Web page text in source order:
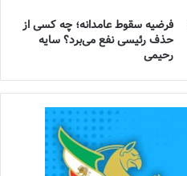
فرضیه سقوط عامدانه؛ چه کسی از
حذف رئیسی نفع می‌برد؟ سایه
رحیمی